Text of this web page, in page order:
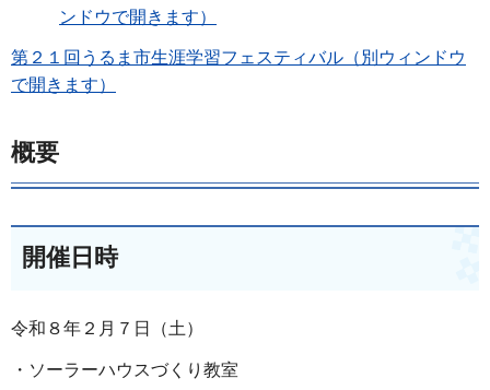
ンドウで開きます）
第２１回うるま市生涯学習フェスティバル（別ウィンドウ
で開きます）
概要
開催日時
令和８年２月７日（土）
・ソーラーハウスづくり教室